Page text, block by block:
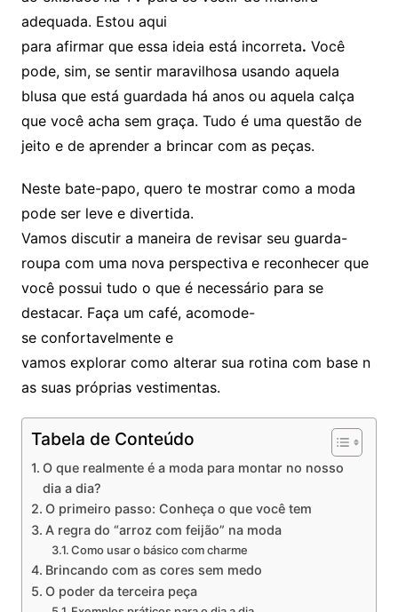
adequada. Estou aqui
para afirmar que essa ideia está incorreta. Você
pode, sim, se sentir maravilhosa usando aquela
blusa que está guardada há anos ou aquela calça
que você acha sem graça. Tudo é uma questão de
jeito e de aprender a brincar com as peças.
Neste bate-papo, quero te mostrar como a moda
pode ser leve e divertida.
Vamos discutir a maneira de revisar seu guarda-
roupa com uma nova perspectiva e reconhecer que
você possui tudo o que é necessário para se
destacar. Faça um café, acomode-
se confortavelmente e
vamos explorar como alterar sua rotina com base n
as suas próprias vestimentas.
Tabela de Conteúdo
O que realmente é a moda para montar no nosso
dia a dia?
O primeiro passo: Conheça o que você tem
A regra do “arroz com feijão” na moda
Como usar o básico com charme
Brincando com as cores sem medo
O poder da terceira peça